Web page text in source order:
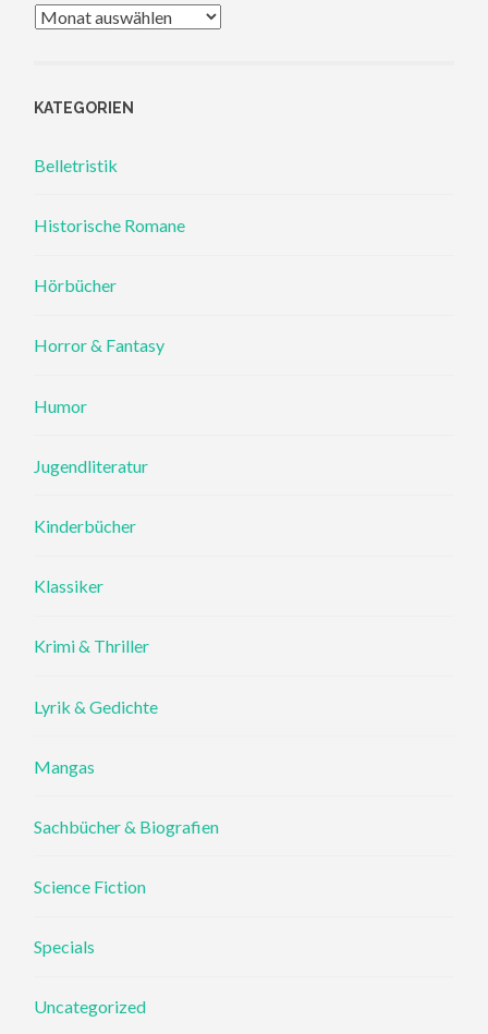
Archiv
KATEGORIEN
Belletristik
Historische Romane
Hörbücher
Horror & Fantasy
Humor
Jugendliteratur
Kinderbücher
Klassiker
Krimi & Thriller
Lyrik & Gedichte
Mangas
Sachbücher & Biografien
Science Fiction
Specials
Uncategorized